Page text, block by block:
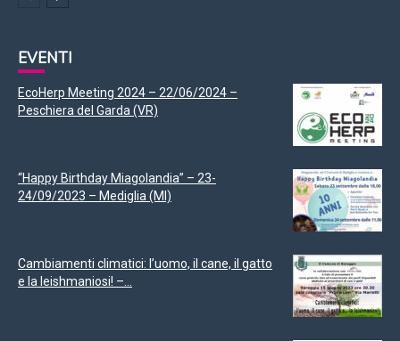
EVENTI
EcoHerp Meeting 2024 – 22/06/2024 –
Peschiera del Garda (VR)
“Happy Birthday Miagolandia” – 23-
24/09/2023 – Mediglia (MI)
Cambiamenti climatici: l’uomo, il cane, il gatto
e la leishmaniosi! –...